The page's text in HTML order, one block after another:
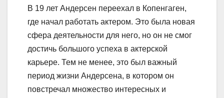
В 19 лет Андерсен переехал в Копенгаген,
где начал работать актером. Это была новая
сфера деятельности для него, но он не смог
достичь большого успеха в актерской
карьере. Тем не менее, это был важный
период жизни Андерсена, в котором он
повстречал множество интересных и